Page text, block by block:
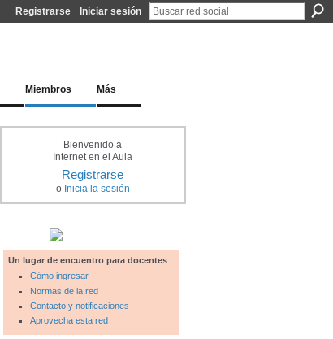
Registrarse Iniciar sesión
Miembros Más
Bienvenido a
Internet en el Aula
Registrarse
o Inicia la sesión
Un lugar de encuentro para docentes
Cómo ingresar
Normas de la red
Contacto y notificaciones
Aprovecha esta red